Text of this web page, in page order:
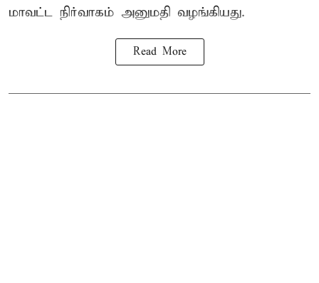
மாவட்ட நிர்வாகம் அனுமதி வழங்கியது.
Read More